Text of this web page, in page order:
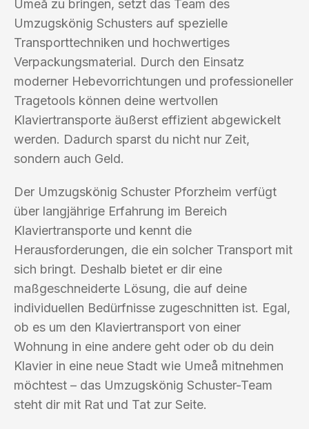
Umeå zu bringen, setzt das Team des
Umzugskönig Schusters auf spezielle
Transporttechniken und hochwertiges
Verpackungsmaterial. Durch den Einsatz
moderner Hebevorrichtungen und professioneller
Tragetools können deine wertvollen
Klaviertransporte äußerst effizient abgewickelt
werden. Dadurch sparst du nicht nur Zeit,
sondern auch Geld.
Der Umzugskönig Schuster Pforzheim verfügt
über langjährige Erfahrung im Bereich
Klaviertransporte und kennt die
Herausforderungen, die ein solcher Transport mit
sich bringt. Deshalb bietet er dir eine
maßgeschneiderte Lösung, die auf deine
individuellen Bedürfnisse zugeschnitten ist. Egal,
ob es um den Klaviertransport von einer
Wohnung in eine andere geht oder ob du dein
Klavier in eine neue Stadt wie Umeå mitnehmen
möchtest – das Umzugskönig Schuster-Team
steht dir mit Rat und Tat zur Seite.